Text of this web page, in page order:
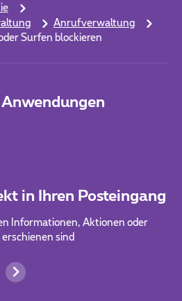
Anrufverwaltung
Surfen blockieren
Anwendungen
in Ihren Posteingang
Informationen, Aktionen oder
sind